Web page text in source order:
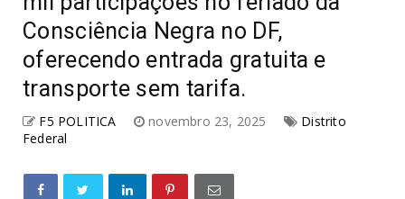
Consciência Negra no DF,
oferecendo entrada gratuita e
transporte sem tarifa.
F5 POLITICA novembro 23, 2025
Distrito
Federal